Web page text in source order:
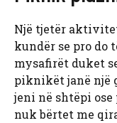
Një tjetër
kundër se pro
mysafirët duket
piknikët janë një
jeni në shtëpi
nuk bërtet me